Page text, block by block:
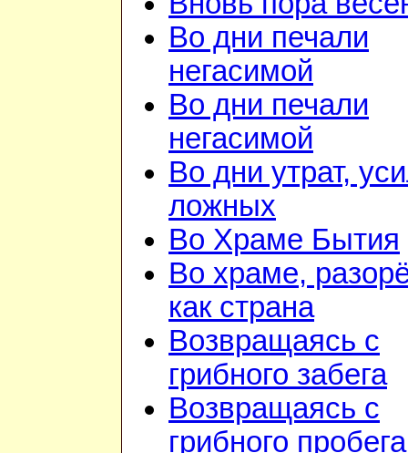
Во дни печали
негасимой
Во дни печали
негасимой
Во дни утрат,
ложных
Во Храме Бытия
Во храме,
как страна
Возвращаясь с
грибного забега
Возвращаясь с
грибного пробега